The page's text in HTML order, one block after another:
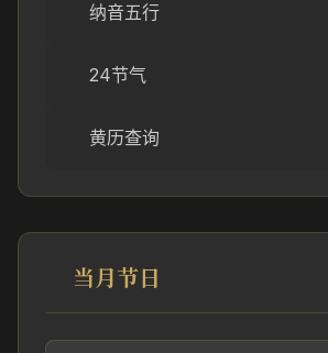
纳音五行
24节气
黄历查询
当月节日